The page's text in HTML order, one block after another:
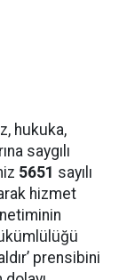
hukuka,
saygılı
5651 sayılı
hizmet
prensibini